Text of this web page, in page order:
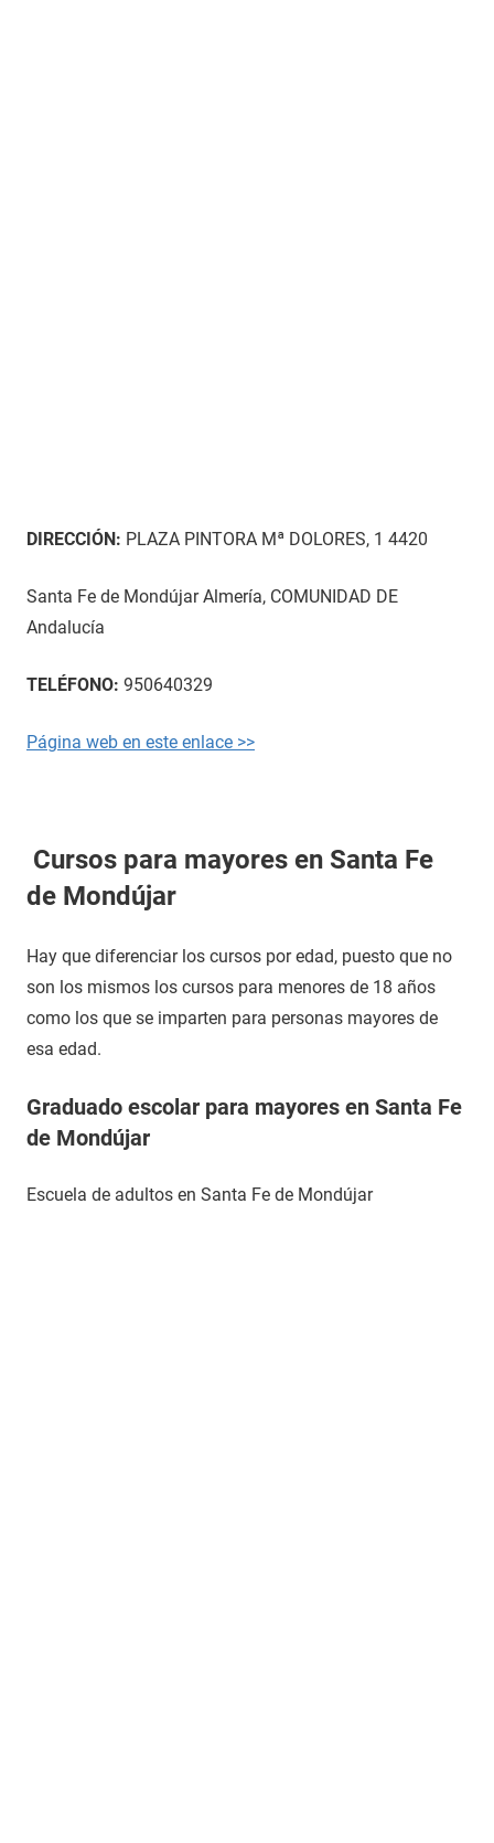
DIRECCIÓN: PLAZA PINTORA Mª DOLORES, 1 4420
Santa Fe de Mondújar Almería, COMUNIDAD DE
Andalucía
TELÉFONO: 950640329
Página web en este enlace >>
Cursos para mayores en Santa Fe
de Mondújar
Hay que diferenciar los cursos por edad, puesto que no
son los mismos los cursos para menores de 18 años
como los que se imparten para personas mayores de
esa edad.
Graduado escolar para mayores en Santa Fe
de Mondújar
Escuela de adultos en Santa Fe de Mondújar